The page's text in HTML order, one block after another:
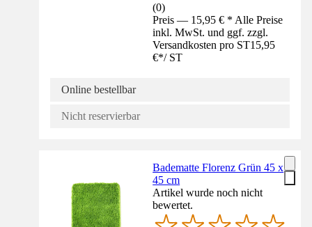
(0)
Preis — 15,95 € * Alle Preise
inkl. MwSt. und ggf. zzgl.
Versandkosten pro ST15,95
€*/ ST
Online bestellbar
Nicht reservierbar
Badematte Florenz Grün 45 x
45 cm
Artikel wurde noch nicht
bewertet.